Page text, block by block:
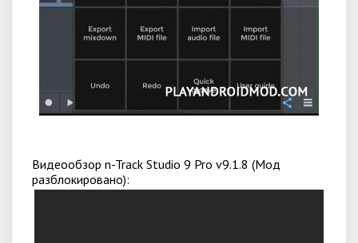
Видеообзор n-Track Studio 9 Pro v9.1.8 (Мод
разблокировано):